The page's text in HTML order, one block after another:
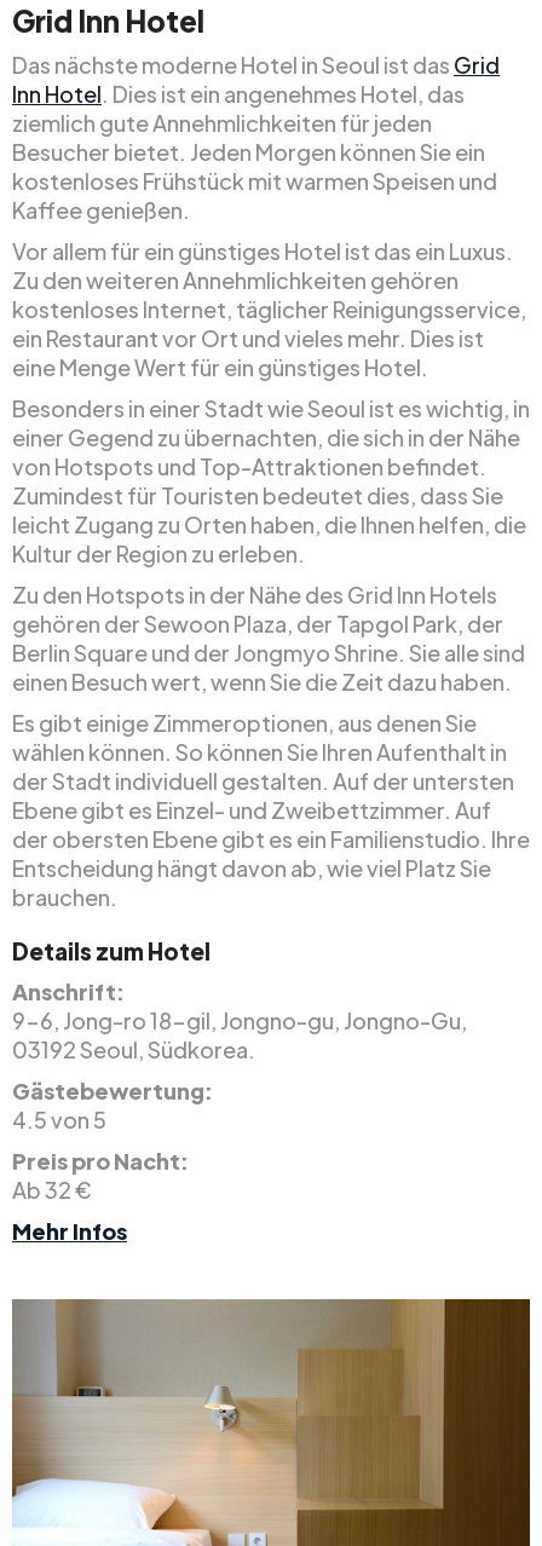
Grid Inn Hotel
Das nächste moderne Hotel in Seoul ist das Grid
Inn Hotel. Dies ist ein angenehmes Hotel, das
ziemlich gute Annehmlichkeiten für jeden
Besucher bietet. Jeden Morgen können Sie ein
kostenloses Frühstück mit warmen Speisen und
Kaffee genießen.
Vor allem für ein günstiges Hotel ist das ein Luxus.
Zu den weiteren Annehmlichkeiten gehören
kostenloses Internet, täglicher Reinigungsservice,
ein Restaurant vor Ort und vieles mehr. Dies ist
eine Menge Wert für ein günstiges Hotel.
Besonders in einer Stadt wie Seoul ist es wichtig, in
einer Gegend zu übernachten, die sich in der Nähe
von Hotspots und Top-Attraktionen befindet.
Zumindest für Touristen bedeutet dies, dass Sie
leicht Zugang zu Orten haben, die Ihnen helfen, die
Kultur der Region zu erleben.
Zu den Hotspots in der Nähe des Grid Inn Hotels
gehören der Sewoon Plaza, der Tapgol Park, der
Berlin Square und der Jongmyo Shrine. Sie alle sind
einen Besuch wert, wenn Sie die Zeit dazu haben.
Es gibt einige Zimmeroptionen, aus denen Sie
wählen können. So können Sie Ihren Aufenthalt in
der Stadt individuell gestalten. Auf der untersten
Ebene gibt es Einzel- und Zweibettzimmer. Auf
der obersten Ebene gibt es ein Familienstudio. Ihre
Entscheidung hängt davon ab, wie viel Platz Sie
brauchen.
Details zum Hotel
Anschrift:
9-6, Jong-ro 18-gil, Jongno-gu, Jongno-Gu,
03192 Seoul, Südkorea.
Gästebewertung:
4.5 von 5
Preis pro Nacht:
Ab 32 €
Mehr Infos